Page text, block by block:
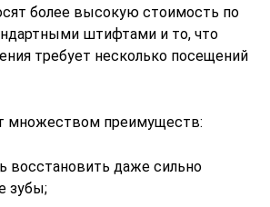
более высокую стоимость по
штифтами и то, что
требует несколько посещений
множеством преимуществ:
восстановить даже сильно
зубы;